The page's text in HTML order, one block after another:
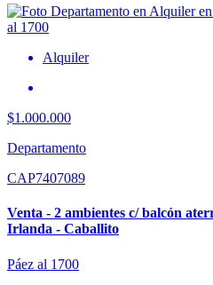
Alquiler
$1.000.000
Departamento
CAP7407089
Venta - 2 ambientes c/ balcón
Irlanda - Caballito
Páez al 1700